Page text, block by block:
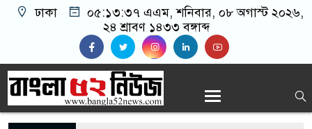
ঢাকা ০৫:১৩:৩৭ এএম, শনিবার, ০৮ অগাস্ট ২০২৬,
২৪ শ্রাবণ ১৪৩৩ বঙ্গাব্দ